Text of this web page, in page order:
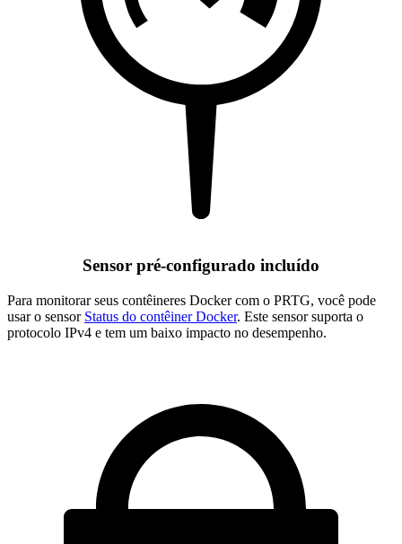
Sensor pré-configurado incluído
Para monitorar seus contêineres Docker com o PRTG, você pode
usar o sensor Status do contêiner Docker. Este sensor suporta o
protocolo IPv4 e tem um baixo impacto no desempenho.